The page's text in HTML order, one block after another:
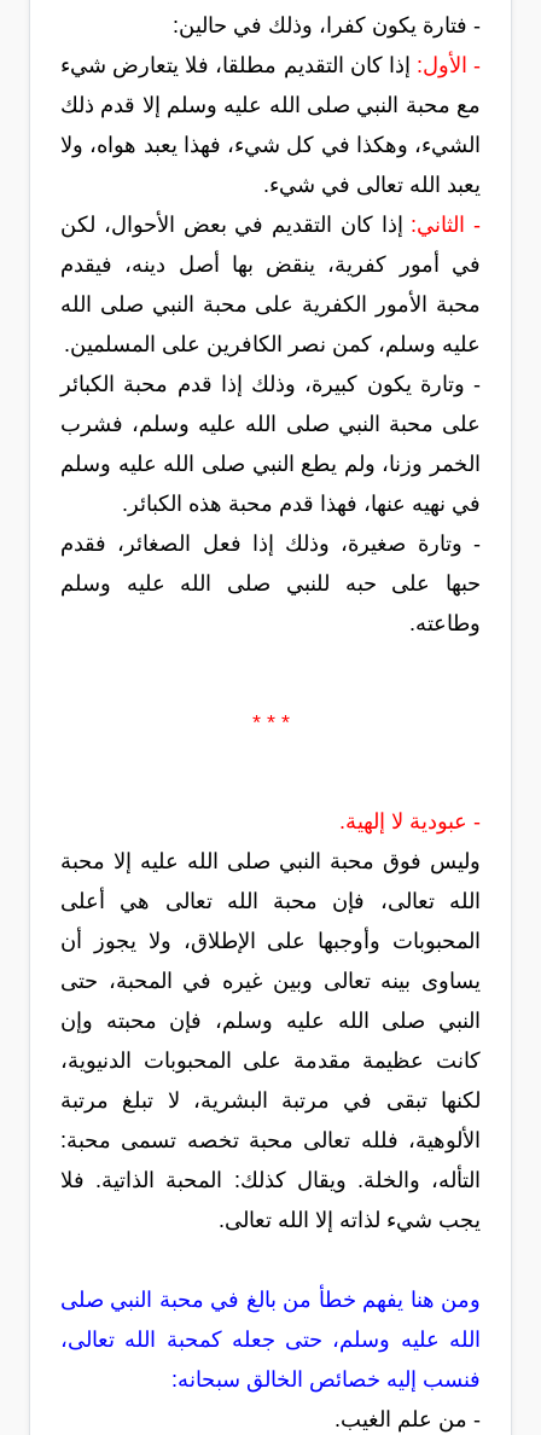
- فتارة يكون كفرا، وذلك في حالين:
- الأول: إذا كان التقديم مطلقا، فلا يتعارض شيء
مع محبة النبي صلى الله عليه وسلم إلا قدم ذلك
الشيء، وهكذا في كل شيء، فهذا يعبد هواه، ولا
يعبد الله تعالى في شيء.
- الثاني: إذا كان التقديم في بعض الأحوال، لكن
في أمور كفرية، ينقض بها أصل دينه، فيقدم
محبة الأمور الكفرية على محبة النبي صلى الله
عليه وسلم، كمن نصر الكافرين على المسلمين.
- وتارة يكون كبيرة، وذلك إذا قدم محبة الكبائر
على محبة النبي صلى الله عليه وسلم، فشرب
الخمر وزنا، ولم يطع النبي صلى الله عليه وسلم
في نهيه عنها، فهذا قدم محبة هذه الكبائر.
- وتارة صغيرة، وذلك إذا فعل الصغائر، فقدم
حبها على حبه للنبي صلى الله عليه وسلم
وطاعته.
* * *
- عبودية لا إلهية.
وليس فوق محبة النبي صلى الله عليه إلا محبة
الله تعالى، فإن محبة الله تعالى هي أعلى
المحبوبات وأوجبها على الإطلاق، ولا يجوز أن
يساوى بينه تعالى وبين غيره في المحبة، حتى
النبي صلى الله عليه وسلم، فإن محبته وإن
كانت عظيمة مقدمة على المحبوبات الدنيوية،
لكنها تبقى في مرتبة البشرية، لا تبلغ مرتبة
الألوهية، فلله تعالى محبة تخصه تسمى محبة:
التأله، والخلة. ويقال كذلك: المحبة الذاتية. فلا
يجب شيء لذاته إلا الله تعالى.
ومن هنا يفهم خطأ من بالغ في محبة النبي صلى
الله عليه وسلم، حتى جعله كمحبة الله تعالى،
فنسب إليه خصائص الخالق سبحانه:
- من علم الغيب.